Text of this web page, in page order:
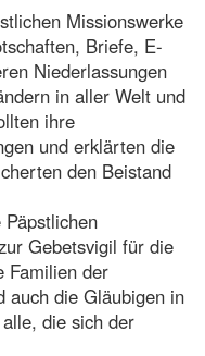
Missionswerke
Briefe, E-
Niederlassungen
in aller Welt und
ihre
und erklärten die
den Beistand
Gebetsvigil für die
Familien der
auch die Gläubigen in
die sich der